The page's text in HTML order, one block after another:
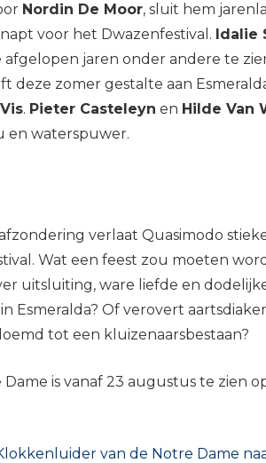
Nordin De Moor, sluit hem
voor het Dwazenfestival. Idalie
afgelopen jaren onder andere te
deze zomer gestalte aan
. Pieter Casteleyn en Hilde Van
en waterspuwer.
afzondering verlaat Quasimodo
Wat een feest zou moeten
uitsluiting, ware liefde en
Esmeralda? Of verovert
tot een kluizenaarsbestaan?
is vanaf 23 augustus te zien
van de Notre Dame